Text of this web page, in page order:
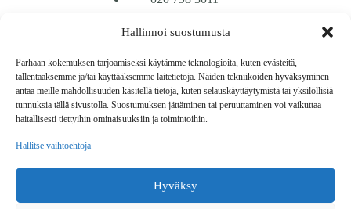
Hallinnoi suostumusta
Parhaan kokemuksen tarjoamiseksi käytämme teknologioita, kuten evästeitä,
tallentaaksemme ja/tai käyttääksemme laitetietoja. Näiden tekniikoiden hyväksyminen
antaa meille mahdollisuuden käsitellä tietoja, kuten selauskäyttäytymistä tai yksilöllisiä
tunnuksia tällä sivustolla. Suostumuksen jättäminen tai peruuttaminen voi vaikuttaa
haitallisesti tiettyihin ominaisuuksiin ja toimintoihin.
Hallitse vaihtoehtoja
Hyväksy
Tavarantoimitus / Maksutavat
Toimitustavat
Maksutavat
Vaihto ja palautus
Reklamaatiot
Copyright © 2026 Kalustepaikka